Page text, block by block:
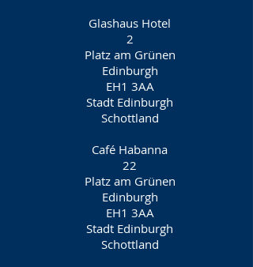
Glashaus Hotel
2
Platz am Grünen
Edinburgh
EH1 3AA
Stadt Edinburgh
Schottland
Café Habanna
22
Platz am Grünen
Edinburgh
EH1 3AA
Stadt Edinburgh
Schottland